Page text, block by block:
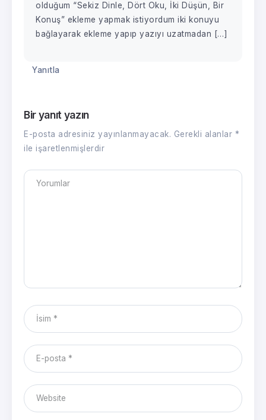
olduğum “Sekiz Dinle, Dört Oku, İki Düşün, Bir
Konuş” ekleme yapmak istiyordum iki konuyu
bağlayarak ekleme yapıp yazıyı uzatmadan […]
Yanıtla
Bir yanıt yazın
E-posta adresiniz yayınlanmayacak. Gerekli alanlar *
ile işaretlenmişlerdir